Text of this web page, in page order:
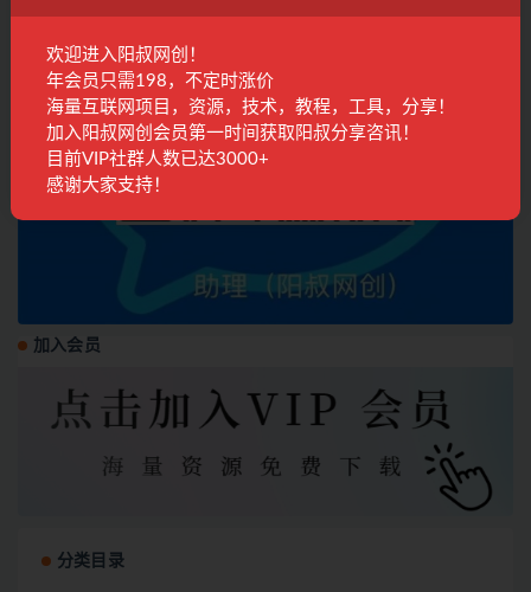
加入会员
分类目录
欢迎进入阳叔网创！
年会员只需198，不定时涨价
海量互联网项目，资源，技术，教程，工具，分享！
加入阳叔网创会员第一时间获取阳叔分享咨讯！
目前VIP社群人数已达3000+
感谢大家支持！